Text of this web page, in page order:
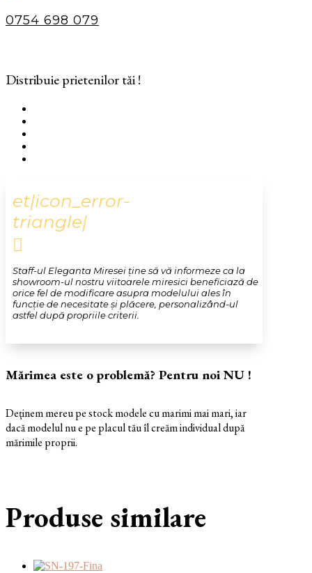
0754 698 079
Distribuie prietenilor tăi !
et|icon_error-
triangle|

Staff-ul Eleganta Miresei ține să vă informeze ca la
showroom-ul nostru viitoarele miresici beneficiază de
orice fel de modificare asupra modelului ales în
funcție de necesitate și plăcere, personalizând-ul
astfel după propriile criterii.
Mărimea este o problemă? Pentru noi NU !
Deținem mereu pe stock modele cu marimi mai mari, iar
dacă modelul nu e pe placul tău îl creăm individual după
mărimile proprii.
Produse similare